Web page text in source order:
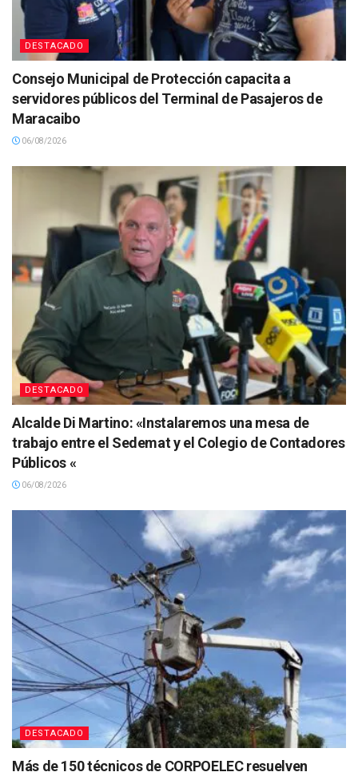
DESTACADO
Consejo Municipal de Protección capacita a
servidores públicos del Terminal de Pasajeros de
Maracaibo
06/08/2026
DESTACADO
Alcalde Di Martino: «Instalaremos una mesa de
trabajo entre el Sedemat y el Colegio de Contadores
Públicos «
06/08/2026
DESTACADO
Más de 150 técnicos de CORPOELEC resuelven